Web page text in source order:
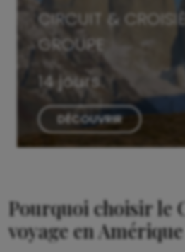
CIRCUIT &
GROUPE
14 jours
DÉCOUVRIR
Pourquoi choisir le
voyage en